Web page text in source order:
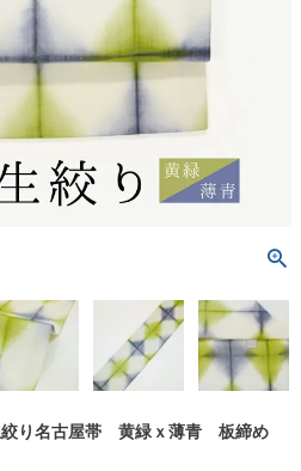
絞り名古屋帯 黄緑ｘ薄青 板締め